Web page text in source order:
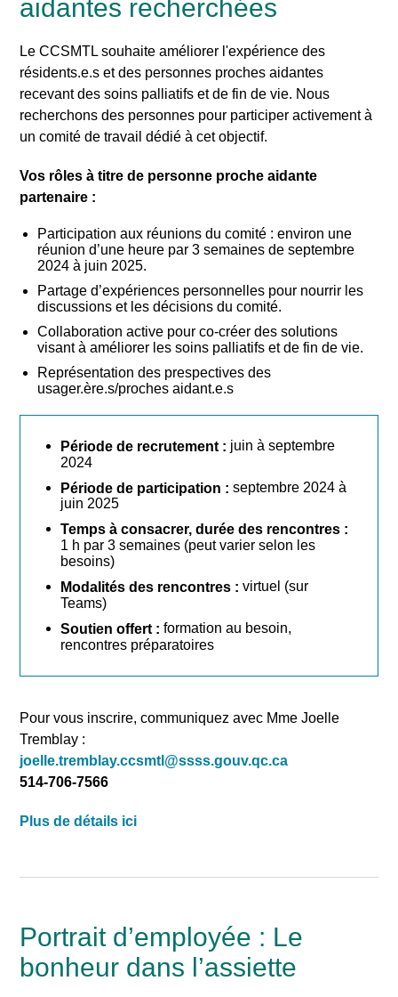
aidantes recherchées
Le CCSMTL souhaite améliorer l'expérience des
résidents.e.s et des personnes proches aidantes
recevant des soins palliatifs et de fin de vie. Nous
recherchons des personnes pour participer activement à
un comité de travail dédié à cet objectif.
Vos rôles à titre de personne proche aidante
partenaire :
Participation aux réunions du comité : environ une
réunion d’une heure par 3 semaines de septembre
2024 à juin 2025.
Partage d’expériences personnelles pour nourrir les
discussions et les décisions du comité.
Collaboration active pour co-créer des solutions
visant à améliorer les soins palliatifs et de fin de vie.
Représentation des prespectives des
usager.ère.s/proches aidant.e.s
Période de recrutement : juin à septembre
2024
Période de participation :septembre 2024 à
juin 2025
Temps à consacrer, durée des rencontres :
1 h par 3 semaines (peut varier selon les
besoins)
Modalités des rencontres : virtuel (sur
Teams)
Soutien offert :formation au besoin,
rencontres préparatoires
Pour vous inscrire, communiquez avec Mme Joelle
Tremblay :
joelle.tremblay.ccsmtl@ssss.gouv.qc.ca
514-706-7566
Plus de détails ici
Portrait d’employée : Le
bonheur dans l’assiette